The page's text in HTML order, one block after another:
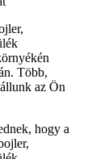
Több,
az Ön
hogy a